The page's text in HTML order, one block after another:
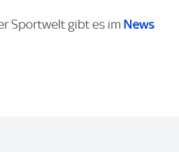
Sportwelt gibt es im News